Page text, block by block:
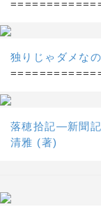
独りじゃダメな
落穂拾記―新聞
清雅 (著)